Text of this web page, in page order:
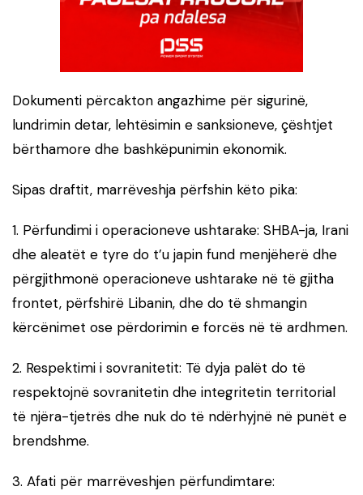
Dokumenti përcakton angazhime për sigurinë,
lundrimin detar, lehtësimin e sanksioneve, çështjet
bërthamore dhe bashkëpunimin ekonomik.
Sipas draftit, marrëveshja përfshin këto pika:
1. Përfundimi i operacioneve ushtarake: SHBA-ja, Irani
dhe aleatët e tyre do t’u japin fund menjëherë dhe
përgjithmonë operacioneve ushtarake në të gjitha
frontet, përfshirë Libanin, dhe do të shmangin
kërcënimet ose përdorimin e forcës në të ardhmen.
2. Respektimi i sovranitetit: Të dyja palët do të
respektojnë sovranitetin dhe integritetin territorial
të njëra-tjetrës dhe nuk do të ndërhyjnë në punët e
brendshme.
3. Afati për marrëveshjen përfundimtare: